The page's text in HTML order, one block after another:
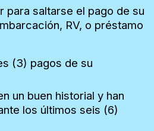
para saltarse el pago de su
RV, o préstamo
(3) pagos de su
un buen historial y han
los últimos seis (6)